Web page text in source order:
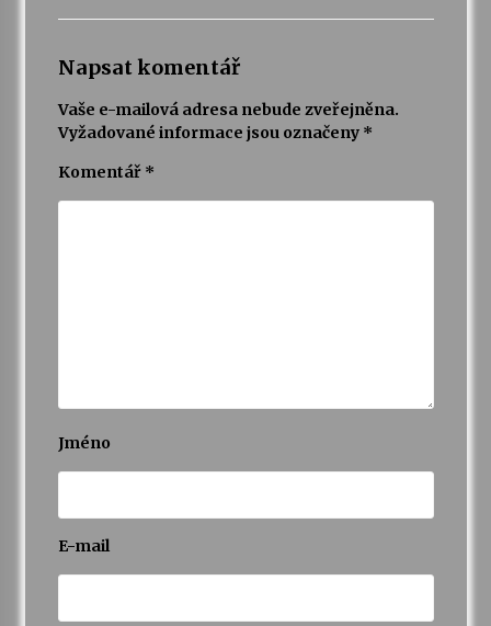
Napsat komentář
Vaše e-mailová adresa nebude zveřejněna.
Vyžadované informace jsou označeny *
Komentář *
Jméno
E-mail